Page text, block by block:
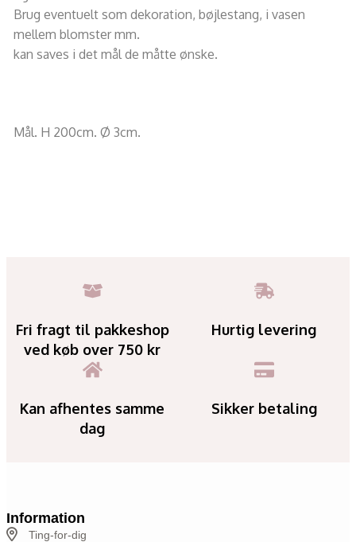
Brug eventuelt som dekoration, bøjlestang, i vasen
mellem blomster mm.
kan saves i det mål de måtte ønske.
Mål. H 200cm. Ø 3cm.
Fri fragt til pakkeshop
ved køb over 750 kr
Hurtig levering
Kan afhentes samme
dag
Sikker betaling
Information
Ting-for-dig